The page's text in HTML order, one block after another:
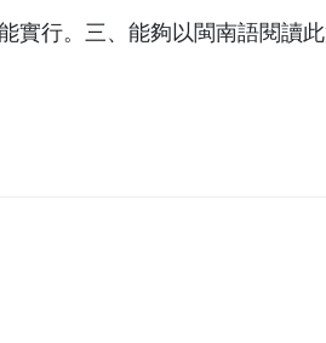
行。三、能夠以閩南語閱讀